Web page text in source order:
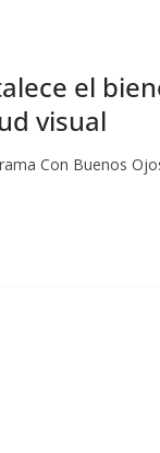
el
visual
Con Buenos